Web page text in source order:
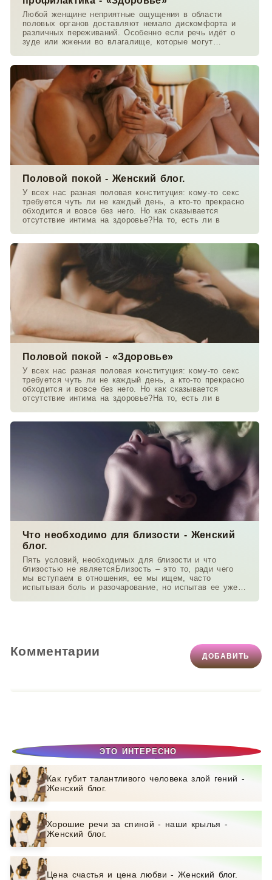
ЭТО ИНТЕРЕСНО
Как губит талантливого человека злой гений -
Женский блог.
Хорошие речи за спиной - наши крылья -
Женский блог.
Цена счастья и цена любви - Женский блог.
Любой женщине неприятные ощущения в области
половых органов доставляют немало дискомфорта и
различных переживаний. Особенно если речь идёт о
зуде или жжении во влагалище, которые могут
Половой покой - Женский блог.
У всех нас разная половая конституция: кому-то секс
требуется чуть ли не каждый день, а кто-то прекрасно
обходится и вовсе без него. Но как сказывается
отсутствие интима на здоровье?На то, есть ли в
Половой покой - «Здоровье»
У всех нас разная половая конституция: кому-то секс
требуется чуть ли не каждый день, а кто-то прекрасно
обходится и вовсе без него. Но как сказывается
отсутствие интима на здоровье?На то, есть ли в
Что необходимо для близости - Женский
блог.
Пять условий, необходимых для близости и что
близостью не являетсяБлизость – это то, ради чего
мы вступаем в отношения, ее мы ищем, часто
испытывая боль и разочарование, но испытав ее уже
Комментарии ДОБАВИТЬ